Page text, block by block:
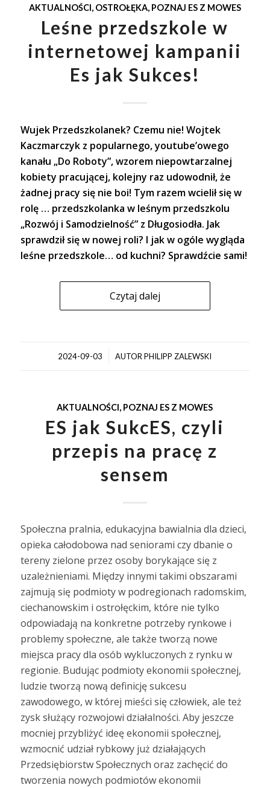
AKTUALNOŚCI, OSTROŁĘKA, POZNAJ ES Z MOWES
Leśne przedszkole w
internetowej kampanii
Es jak Sukces!
Wujek Przedszkolanek? Czemu nie! Wojtek
Kaczmarczyk z popularnego, youtube’owego
kanału „Do Roboty”, wzorem niepowtarzalnej
kobiety pracującej, kolejny raz udowodnił, że
żadnej pracy się nie boi! Tym razem wcielił się w
rolę … przedszkolanka w leśnym przedszkolu
„Rozwój i Samodzielność” z Długosiodła. Jak
sprawdził się w nowej roli? I jak w ogóle wygląda
leśne przedszkole… od kuchni? Sprawdźcie sami!
Czytaj dalej
2024-09-03
/ AUTORPHILIPP ZALEWSKI
AKTUALNOŚCI, POZNAJ ES Z MOWES
ES jak SukcES, czyli
przepis na pracę z
sensem
Społeczna pralnia, edukacyjna bawialnia dla dzieci,
opieka całodobowa nad seniorami czy dbanie o
tereny zielone przez osoby borykające się z
uzależnieniami. Między innymi takimi obszarami
zajmują się podmioty w podregionach radomskim,
ciechanowskim i ostrołęckim, które nie tylko
odpowiadają na konkretne potrzeby rynkowe i
problemy społeczne, ale także tworzą nowe
miejsca pracy dla osób wykluczonych z rynku w
regionie. Budując podmioty ekonomii społecznej,
ludzie tworzą nową definicję sukcesu
zawodowego, w której mieści się człowiek, ale też
zysk służący rozwojowi działalności. Aby jeszcze
mocniej przybliżyć ideę ekonomii społecznej,
wzmocnić udział rybkowy już działających
Przedsiębiorstw Społecznych oraz zachęcić do
tworzenia nowych podmiotów ekonomii